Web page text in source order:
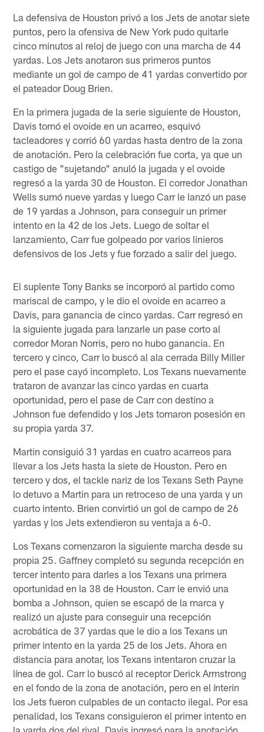
La defensiva de Houston privó a los Jets de anotar siete
puntos, pero la ofensiva de New York pudo quitarle
cinco minutos al reloj de juego con una marcha de 44
yardas. Los Jets anotaron sus primeros puntos
mediante un gol de campo de 41 yardas convertido por
el pateador Doug Brien.
En la primera jugada de la serie siguiente de Houston,
Davis tomó el ovoide en un acarreo, esquivó
tacleadores y corrió 60 yardas hasta dentro de la zona
de anotación. Pero la celebración fue corta, ya que un
castigo de "sujetando" anuló la jugada y el ovoide
regresó a la yarda 30 de Houston. El corredor Jonathan
Wells sumó nueve yardas y luego Carr le lanzó un pase
de 19 yardas a Johnson, para conseguir un primer
intento en la 42 de los Jets. Luego de soltar el
lanzamiento, Carr fue golpeado por varios linieros
defensivos de los Jets y fue forzado a salir del juego.
El suplente Tony Banks se incorporó al partido como
mariscal de campo, y le dio el ovoide en acarreo a
Davis, para ganancia de cinco yardas. Carr regresó en
la siguiente jugada para lanzarle un pase corto al
corredor Moran Norris, pero no hubo ganancia. En
tercero y cinco, Carr lo buscó al ala cerrada Billy Miller
pero el pase cayó incompleto. Los Texans nuevamente
trataron de avanzar las cinco yardas en cuarta
oportunidad, pero el pase de Carr con destino a
Johnson fue defendido y los Jets tomaron posesión en
su propia yarda 37.
Martin consiguió 31 yardas en cuatro acarreos para
llevar a los Jets hasta la siete de Houston. Pero en
tercero y dos, el tackle nariz de los Texans Seth Payne
lo detuvo a Martin para un retroceso de una yarda y un
cuarto intento. Brien convirtió un gol de campo de 26
yardas y los Jets extendieron su ventaja a 6-0.
Los Texans comenzaron la siguiente marcha desde su
propia 25. Gaffney completó su segunda recepción en
tercer intento para darles a los Texans una primera
oportunidad en la 38 de Houston. Carr le envió una
bomba a Johnson, quien se escapó de la marca y
realizó un ajuste para conseguir una recepción
acrobática de 37 yardas que le dio a los Texans un
primer intento en la yarda 25 de los Jets. Ahora en
distancia para anotar, los Texans intentaron cruzar la
línea de gol. Carr lo buscó al receptor Derick Armstrong
en el fondo de la zona de anotación, pero en el ínterin
los Jets fueron culpables de un contacto ilegal. Por esa
penalidad, los Texans consiguieron el primer intento en
la yarda dos del rival. Davis ingresó para la anotación